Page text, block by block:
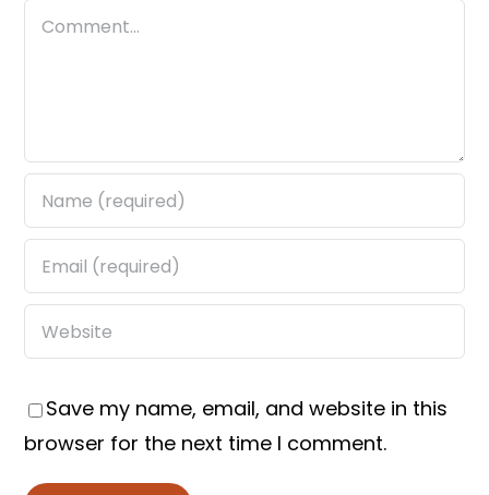
Comment
Save my name, email, and website in this
browser for the next time I comment.